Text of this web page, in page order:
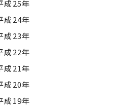
成25年
成24年
成23年
成22年
成21年
成20年
成19年